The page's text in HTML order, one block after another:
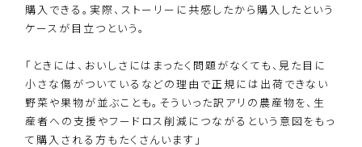
購入できる。実際、ストーリーに共感したから購入したという
ケースが目立つという。
「ときには、おいしさにはまったく問題がなくても、見た目に
小さな傷がついているなどの理由で正規には出荷できない
野菜や果物が並ぶことも。そういった訳アリの農産物を、生
産者への支援やフードロス削減につながるという意図をもっ
て購入される方もたくさんいます」